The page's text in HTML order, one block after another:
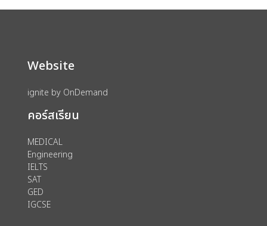
Website
ignite by OnDemand
คอร์สเรียน
MEDICAL
Engineering
IELTS
SAT
GED
IGCSE